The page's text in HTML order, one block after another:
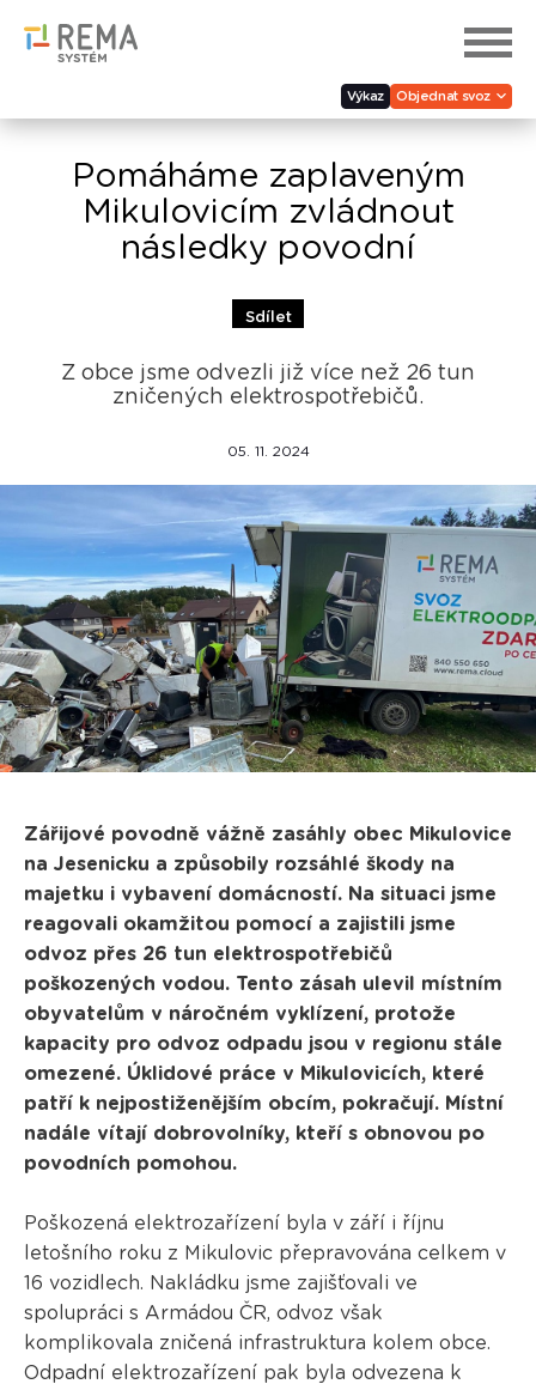
Výkaz Objednat svoz
Pomáháme zaplaveným
Mikulovicím zvládnout
následky povodní
Sdílet
Z obce jsme odvezli již více než 26 tun
zničených elektrospotřebičů.
05. 11. 2024
Zářijové povodně vážně zasáhly obec Mikulovice
na Jesenicku a způsobily rozsáhlé škody na
majetku i vybavení domácností. Na situaci jsme
reagovali okamžitou pomocí a zajistili jsme
odvoz přes 26 tun elektrospotřebičů
poškozených vodou. Tento zásah ulevil místním
obyvatelům v náročném vyklízení, protože
kapacity pro odvoz odpadu jsou v regionu stále
omezené. Úklidové práce v Mikulovicích, které
patří k nejpostiženějším obcím, pokračují. Místní
nadále vítají dobrovolníky, kteří s obnovou po
povodních pomohou.
Poškozená elektrozařízení byla v září i říjnu
letošního roku z Mikulovic přepravována celkem v
16 vozidlech. Nakládku jsme zajišťovali ve
spolupráci s Armádou ČR, odvoz však
komplikovala zničená infrastruktura kolem obce.
Odpadní elektrozařízení pak byla odvezena k